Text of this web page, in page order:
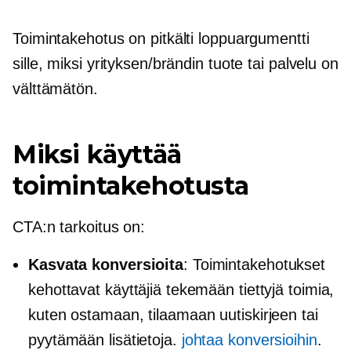
Toimintakehotus on pitkälti loppuargumentti
sille, miksi yrityksen/brändin tuote tai palvelu on
välttämätön.
Miksi käyttää
toimintakehotusta
CTA:n tarkoitus on:
Kasvata konversioita: Toimintakehotukset
kehottavat käyttäjiä tekemään tiettyjä toimia,
kuten ostamaan, tilaamaan uutiskirjeen tai
pyytämään lisätietoja. johtaa konversioihin.